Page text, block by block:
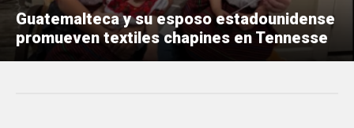
Guatemalteca y su esposo estadounidense
promueven textiles chapines en Tennesse